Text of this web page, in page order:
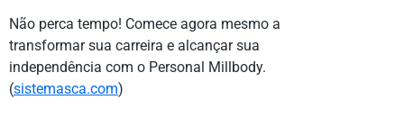
Não perca tempo! Comece agora mesmo a
transformar sua carreira e alcançar sua
independência com o Personal Millbody.
(sistemasca.com)